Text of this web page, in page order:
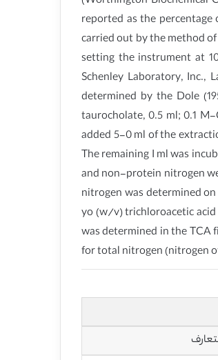
reported as the
carried out by the method
setting the instrument at
Schenley Laboratory, Inc.,
determined by the Dole
taurocholate, 0.5 ml; 0.1
added 5-0 ml of the
The remaining I ml was
and non-protein nitrogen
nitrogen was determined
yo (w/v) trichloroacetic
was determined in the
for total nitrogen (nitrogen